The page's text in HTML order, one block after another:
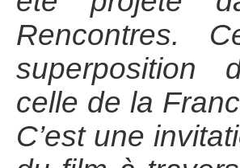
Rencontres.
superposition
celle de la
C’est une